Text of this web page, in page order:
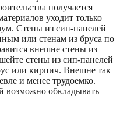
получается
уходит только
Стены из сип-панелей
или стенам из бруса по
внешне стены из
стены из сип-панелей
или кирпич. Внешне так
и менее трудоемко.
возможно обкладывать